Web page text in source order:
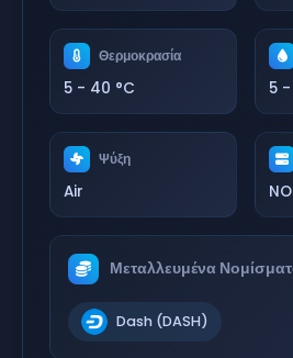
Θερμοκρασία
5 - 40 °C 5 -
Ψύξη
Air
Μεταλλευμένα
Dash (DASH)